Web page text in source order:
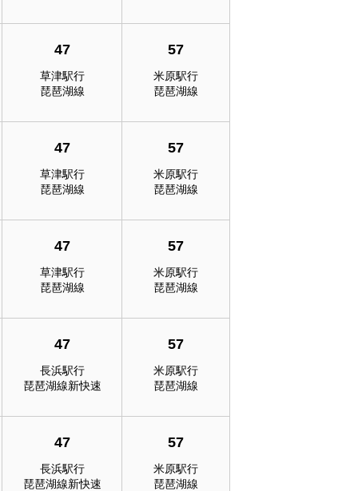
47
草津駅行
琵琶湖線
57
米原駅行
琵琶湖線
47
草津駅行
琵琶湖線
57
米原駅行
琵琶湖線
47
草津駅行
琵琶湖線
57
米原駅行
琵琶湖線
47
長浜駅行
琵琶湖線新快速
57
米原駅行
琵琶湖線
47
長浜駅行
琵琶湖線新快速
57
米原駅行
琵琶湖線